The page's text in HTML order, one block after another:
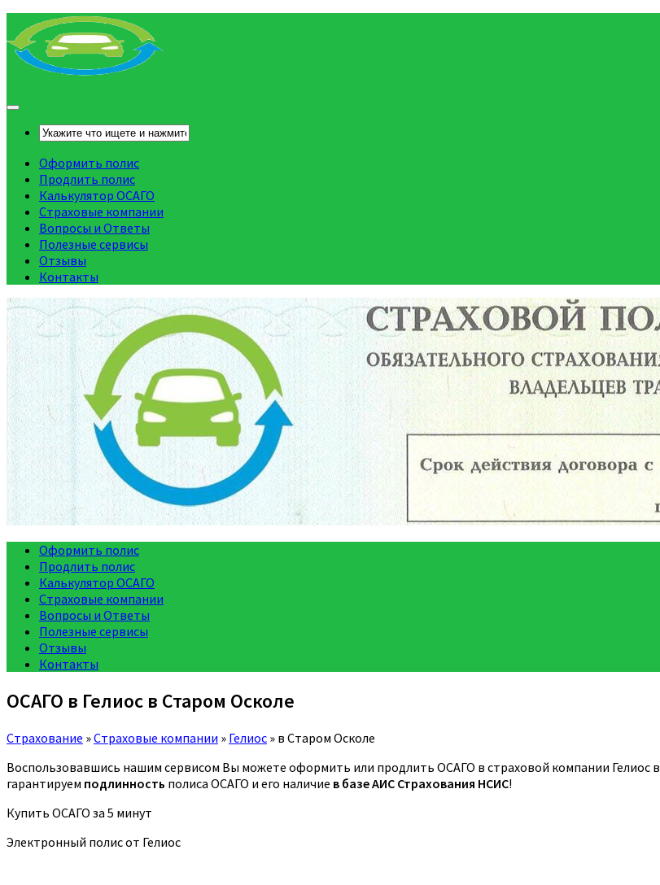
Оформить полис
Продлить полис
Калькулятор ОСАГО
Страховые компании
Вопросы и Ответы
Полезные сервисы
Отзывы
Контакты
Оформить полис
Продлить полис
Калькулятор ОСАГО
Страховые компании
Вопросы и Ответы
Полезные сервисы
Отзывы
Контакты
ОСАГО в Гелиос в Старом Осколе
Страхование »Страховые компании » Гелиос » в Старом Осколе
Воспользовавшись нашим сервисом Вы можете оформить или продлить ОСАГО в страховой компании Гелиос в
гарантируем подлинность полиса ОСАГО и его наличие в базе АИС Страхования НСИС!
Купить ОСАГО за 5 минут
Электронный полис от Гелиос